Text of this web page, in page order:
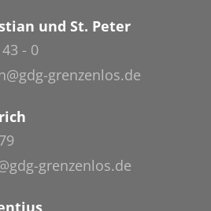
und St. Peter
- 0
grenzenlos.de
grenzenlos.de